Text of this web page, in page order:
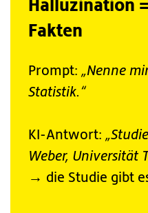
Halluzination
Fakten
Prompt: „Nenne
Statistik.“
KI-Antwort:
Weber, Universität
→ die Studie gibt